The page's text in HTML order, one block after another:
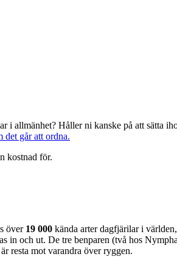
allmänhet? Håller ni kanske på att sätta
det går att ordna.
kostnad för.
över 19 000 kända arter dagfjärilar i
in och ut. De tre benparen (två hos
resta mot varandra över ryggen.